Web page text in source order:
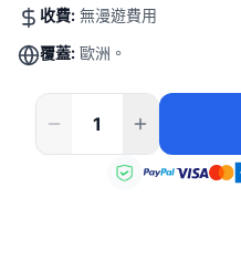
收費: 無漫遊費用
覆蓋: 歐洲。